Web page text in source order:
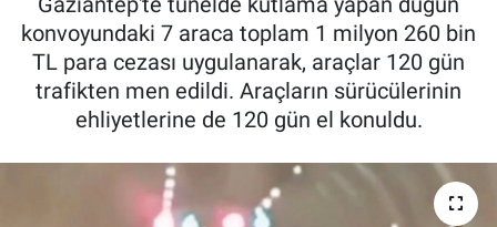
konvoyundaki 7 araca toplam 1 milyon 260 bin
TL para cezası uygulanarak, araçlar 120 gün
trafikten men edildi. Araçların sürücülerinin
ehliyetlerine de 120 gün el konuldu.
ASAYİŞ
EĞİTİM
KÜLTÜR - SANAT
Haber Arşivi